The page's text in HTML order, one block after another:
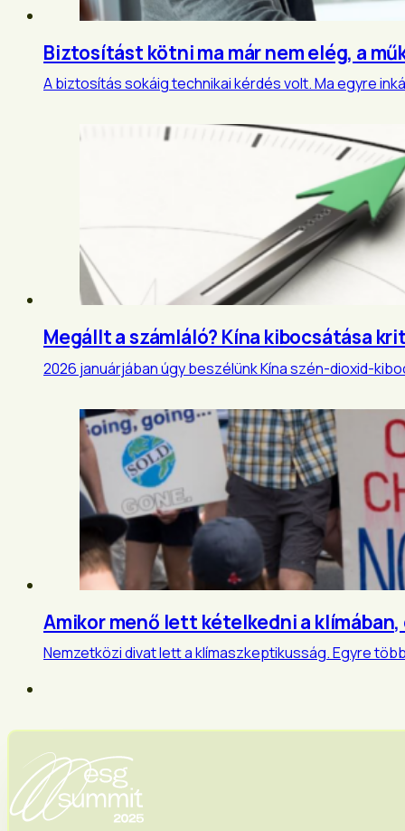
Biztosítást kötni ma már nem elég, a
A biztosítás sokáig technikai kérdés volt. Ma egyre
Megállt a számláló? Kína kibocsátása
2026 januárjában úgy beszélünk Kína szén-dioxid-
Amikor menő lett kételkedni a
Nemzetközi divat lett a klímaszkeptikusság. Egyre